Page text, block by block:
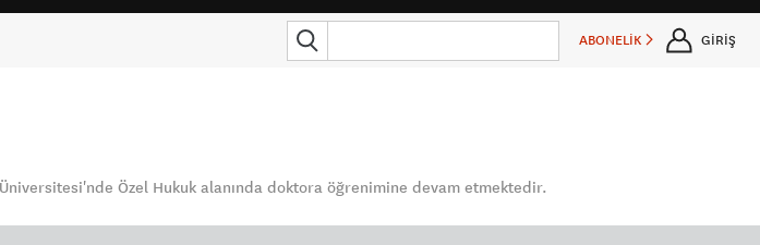
ABONELİK GİRİŞ
Özel Hukuk alanında doktora öğrenimine devam etmektedir.